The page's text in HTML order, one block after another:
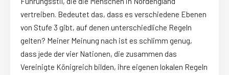
vertreiben. Bedeutet das, dass es verschiedene Ebenen
von Stufe 3 gibt, auf denen unterschiedliche Regeln
gelten? Meiner Meinung nach ist es schlimm genug,
dass jede der vier Nationen, die zusammen das
Vereinigte Königreich bilden, ihre eigenen lokalen Regeln